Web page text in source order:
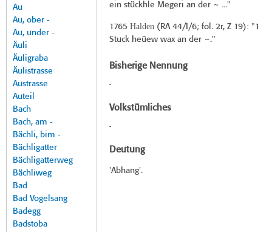
Au
Au, ober -
Au, under -
Äuli
Äuligraba
Äulistrasse
Austrasse
Auteil
Bach
Bach, am -
Bächli, bim -
Bächligatter
Bächligatterweg
Bächliweg
Bad
Bad Vogelsang
Badegg
Badstoba
ein stückhle Megeri an der ~ ..."
1765 Halden( RA 44/I/6; fol. 2r, Z 19): "1
Stuck heüew wax an der ~."
Bisherige Nennung
-
Volkstümliches
-
Deutung
'Abhang'.